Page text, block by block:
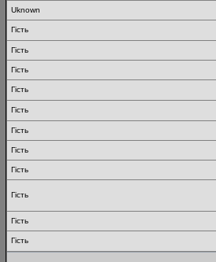
Uknown
Гість
Гість
Гість
Гість
Гість
Гість
Гість
Гість
Гість
Гість
Гість